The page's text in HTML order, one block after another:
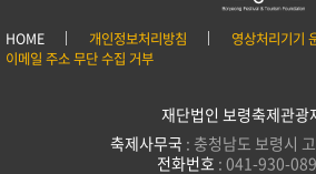
HOME 개인정보처리방침
영상처리기기
이메일 주소 무단 수집 거부
재단법인 보령축제관광
축제사무국 : 충청남도 보령시
전화번호 : 041-930-